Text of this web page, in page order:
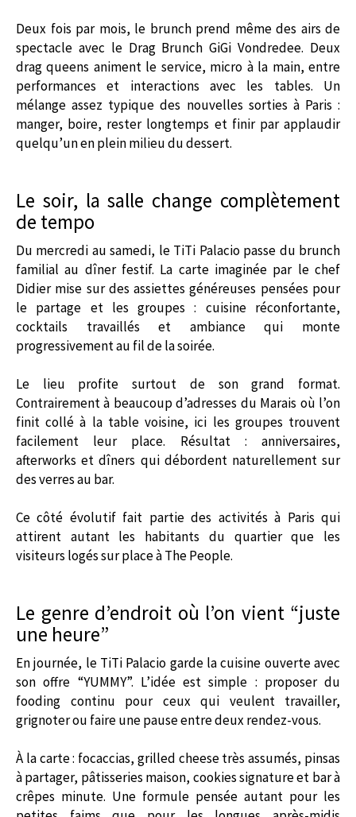
Deux fois par mois, le brunch prend même des airs de
spectacle avec le Drag Brunch GiGi Vondredee. Deux
drag queens animent le service, micro à la main, entre
performances et interactions avec les tables. Un
mélange assez typique des nouvelles sorties à Paris :
manger, boire, rester longtemps et finir par applaudir
quelqu’un en plein milieu du dessert.
Le soir, la salle change complètement
de tempo
Du mercredi au samedi, le TiTi Palacio passe du brunch
familial au dîner festif. La carte imaginée par le chef
Didier mise sur des assiettes généreuses pensées pour
le partage et les groupes : cuisine réconfortante,
cocktails travaillés et ambiance qui monte
progressivement au fil de la soirée.
Le lieu profite surtout de son grand format.
Contrairement à beaucoup d’adresses du Marais où l’on
finit collé à la table voisine, ici les groupes trouvent
facilement leur place. Résultat : anniversaires,
afterworks et dîners qui débordent naturellement sur
des verres au bar.
Ce côté évolutif fait partie des activités à Paris qui
attirent autant les habitants du quartier que les
visiteurs logés sur place à The People.
Le genre d’endroit où l’on vient “juste
une heure”
En journée, le TiTi Palacio garde la cuisine ouverte avec
son offre “YUMMY”. L’idée est simple : proposer du
fooding continu pour ceux qui veulent travailler,
grignoter ou faire une pause entre deux rendez-vous.
À la carte : focaccias, grilled cheese très assumés, pinsas
à partager, pâtisseries maison, cookies signature et bar à
crêpes minute. Une formule pensée autant pour les